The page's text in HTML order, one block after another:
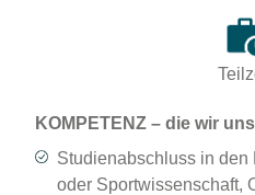
KOMPETENZ – die wir
Studienabschluss in
oder Sportwissenschaft,